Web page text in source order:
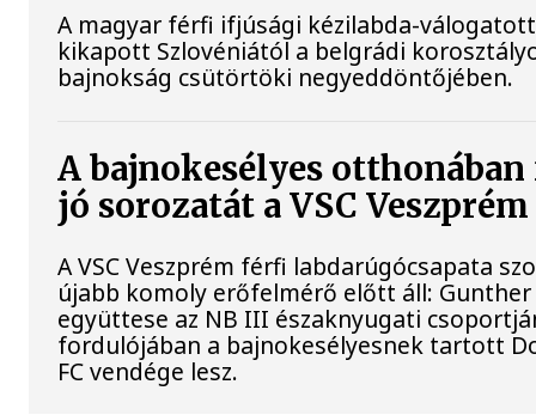
A magyar férfi ifjúsági kézilabda-
kikapott Szlovéniától a belgrádi
bajnokság csütörtöki negyeddöntőjében.
A bajnokesélyes
jó sorozatát a VSC Veszprém
A VSC Veszprém férfi labdarúgócsapata
újabb komoly erőfelmérő előtt áll:
együttese az NB III északnyugati
fordulójában a bajnokesélyesnek tartott
FC vendége lesz.